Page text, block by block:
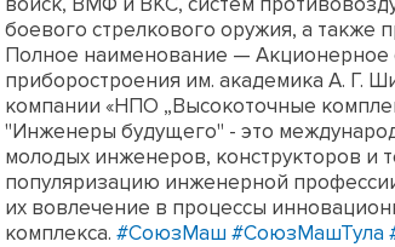
боевого стрелкового оружия, а также
Полное наименование — Акционерное
приборостроения им. академика А. Г.
компании «НПО „Высокоточные
"Инженеры будущего" - это
молодых инженеров, конструкторов и
популяризацию инженерной
их вовлечение в процессы
комплекса. #СоюзМаш #СоюзМашТула